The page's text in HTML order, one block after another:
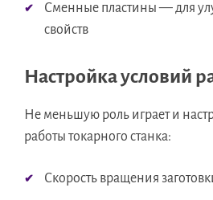
Сменные пластины — для
свойств
Настройка условий
Не меньшую роль играет и
работы токарного станка:
Скорость вращения